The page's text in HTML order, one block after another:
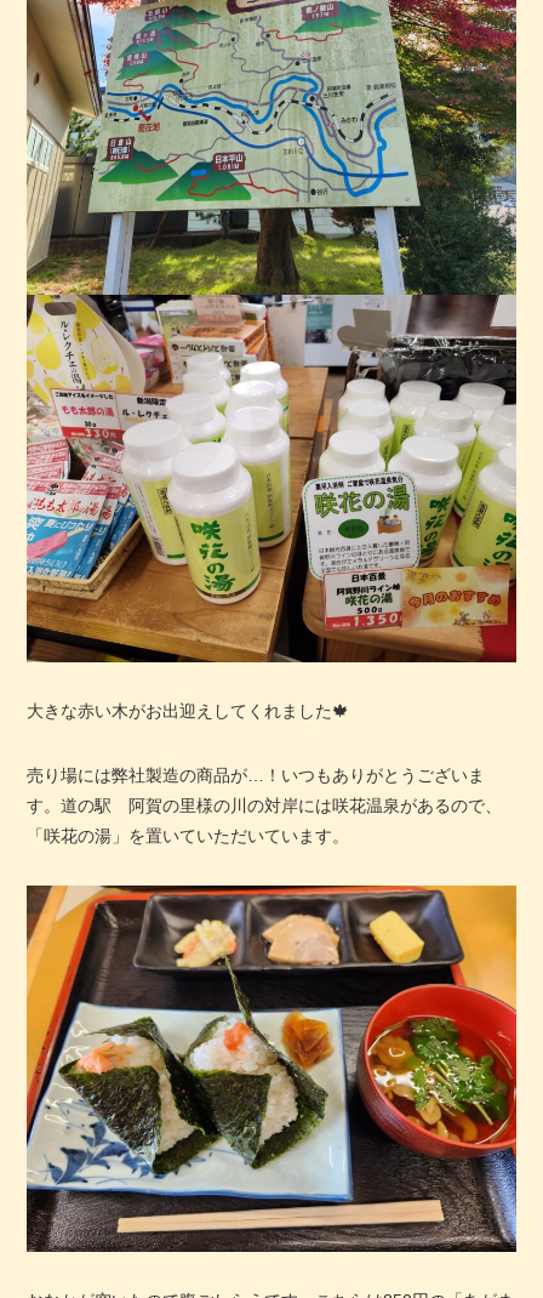
大きな赤い木がお出迎えしてくれました🍁
売り場には弊社製造の商品が…！いつもありがとうございま
す。道の駅 阿賀の里様の川の対岸には咲花温泉があるので、
「咲花の湯」を置いていただいています。